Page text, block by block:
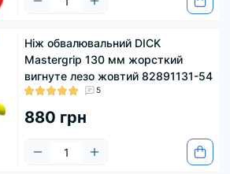
Ніж обвалювальний DICK
Mastergrip 130 мм жорсткий
вигнуте лезо жовтий 82891131-54
5
880 грн